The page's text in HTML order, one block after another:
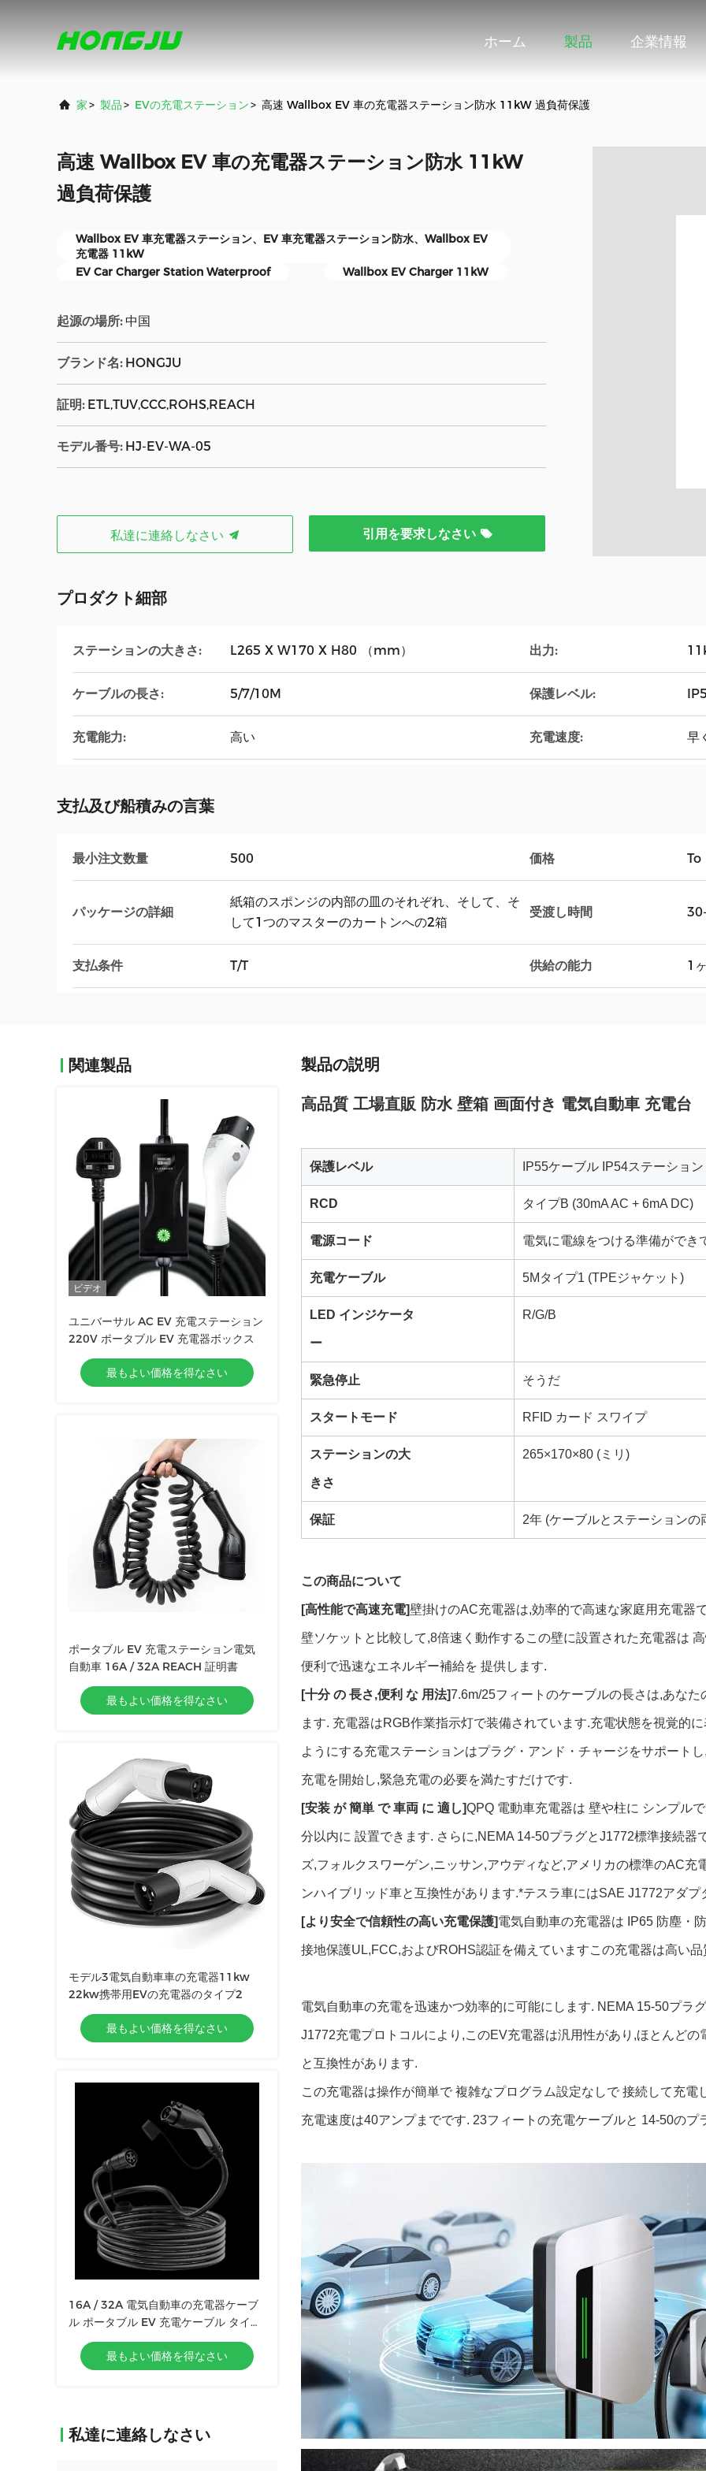
ホーム 製品 企業情報
家> 製品> EVの充電ステーション> 高速 Wallbox EV 車の充電器ステーション防水 11kW 過負荷保護
高速 Wallbox EV 車の充電器ステーション防水 11kW
過負荷保護
Wallbox EV 車充電器ステーション、EV 車充電器ステーション防水、Wallbox EV
充電器 11kW
EV Car Charger Station Waterproof
Wallbox EV Charger 11kW
起源の場所: 中国
ブランド名: HONGJU
証明: ETL,TUV,CCC,ROHS,REACH
モデル番号: HJ-EV-WA-05
私達に連絡しなさい 引用を要求しなさい
プロダクト細部
ステーションの大きさ: L265 X W170 X H80 （mm） 出力:
ケーブルの長さ: 5/7/10M 保護レベル:
充電能力: 高い 充電速度: 早
支払及び船積みの言葉
最小注文数量 500 価格
パッケージの詳細
紙箱のスポンジの内部の皿のそれぞれ、そして、そ
して1つのマスターのカートンへの2箱
受渡し時間
支払条件 T/T 供給の能力 1
関連製品
ビデオ
ユニバーサル AC EV 充電ステーション
220V ポータブル EV 充電器ボックス
最もよい価格を得なさい
ポータブル EV 充電ステーション電気
自動車 16A / 32A REACH 証明書
最もよい価格を得なさい
モデル3電気自動車車の充電器11kw
22kw携帯用EVの充電器のタイプ2
最もよい価格を得なさい
16A / 32A 電気自動車の充電器ケーブ
ル ポータブル EV 充電ケーブル タイプ
最もよい価格を得なさい
私達に連絡しなさい
製品の説明
高品質 工場直販 防水 壁箱 画面付き 電気自動車 充電台
保護レベル IP55ケーブル IP54ステーション
RCD タイプB (30mA AC + 6mA DC)
電源コード 電気に電線をつける準備ができ
充電ケーブル 5Mタイプ1 (TPEジャケット)
LED インジケータ
ー
R/G/B
緊急停止 そうだ
スタートモード RFID カード スワイプ
ステーションの大
きさ
265×170×80 (ミリ)
保証 2年 (ケーブルとステーションの
この商品について
[高性能で高速充電]壁掛けのAC充電器は,効率的で高速な家庭用充電器
壁ソケットと比較して,8倍速く動作するこの壁に設置された充電器は
便利で迅速なエネルギー補給を 提供します.
[十分 の 長さ,便利 な 用法]7.6m/25フィートのケーブルの長さは,あな
ます. 充電器はRGB作業指示灯で装備されています.充電状態を視覚的
ようにする充電ステーションはプラグ・アンド・チャージをサポート
充電を開始し,緊急充電の必要を満たすだけです.
[安装 が 簡単 で 車両 に 適し]QPQ 電動車充電器は 壁や柱に シンプル
分以内に 設置できます. さらに,NEMA 14-50プラグとJ1772標準接続
ズ,フォルクスワーゲン,ニッサン,アウディなど,アメリカの標準のAC
ンハイブリッド車と互換性があります.*テスラ車にはSAE J1772アダプ
[より安全で信頼性の高い充電保護]電気自動車の充電器は IP65 防塵・
接地保護UL,FCC,およびROHS認証を備えていますこの充電器は高い
電気自動車の充電を迅速かつ効率的に可能にします. NEMA 15-50プラ
J1772充電プロトコルにより,このEV充電器は汎用性があり,ほとんど
と互換性があります.
この充電器は操作が簡単で 複雑なプログラム設定なしで 接続して充
充電速度は40アンプまでです. 23フィートの充電ケーブルと 14-50のプ